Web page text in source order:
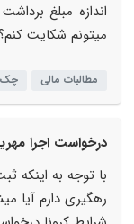
اندازه مبلغ
میتونم شکایت
مطالبات مالی چک
درخواست اجرا
با توجه به اینکه
رهگیری دارم آیا